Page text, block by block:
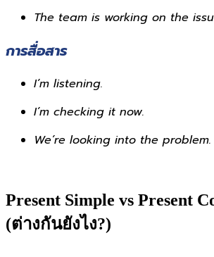
The team is working on the
การสื่อสาร
I’m listening.
I’m checking it now.
We’re looking into the problem.
Present Simple vs Present
(ต่างกันยังไง?)